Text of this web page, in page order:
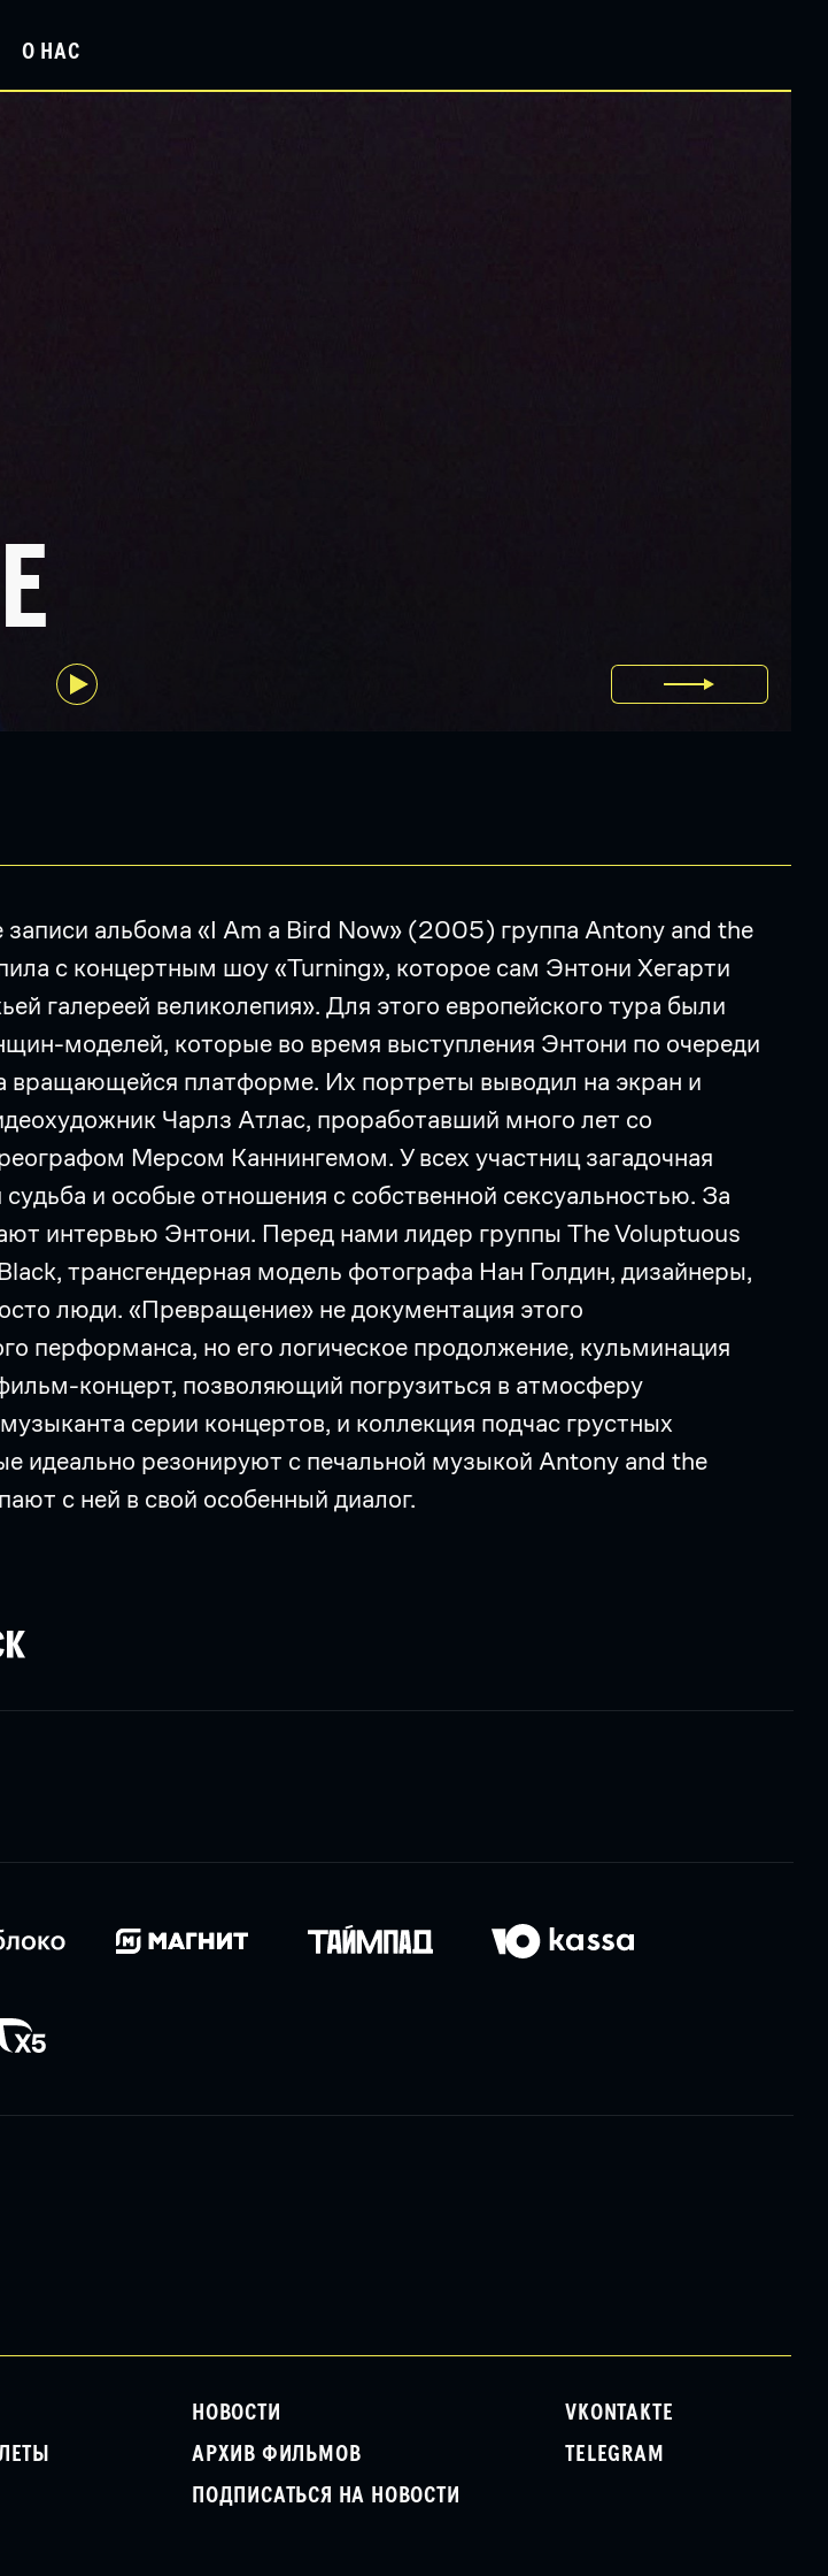
О НАС
записи альбома «I Am a Bird Now» (2005) группа Antony and the
с концертным шоу «Turning», которое сам Энтони Хегарти
галереей великолепия». Для этого европейского тура были
моделей, которые во время выступления Энтони по очереди
вращающейся платформе. Их портреты выводил на экран и
Чарлз Атлас, проработавший много лет со
Мерсом Каннингемом. У всех участниц загадочная
судьба и особые отношения с собственной сексуальностью. За
интервью Энтони. Перед нами лидер группы The Voluptuous
трансгендерная модель фотографа Нан Голдин, дизайнеры,
люди. «Превращение» не документация этого
перформанса, но его логическое продолжение, кульминация
концерт, позволяющий погрузиться в атмосферу
серии концертов, и коллекция подчас грустных
идеально резонируют с печальной музыкой Antony and the
с ней в свой особенный диалог.
VKONTAKTE
TELEGRAM
НОВОСТИ
АРХИВ ФИЛЬМОВ
ПОДПИСАТЬСЯ НА НОВОСТИ